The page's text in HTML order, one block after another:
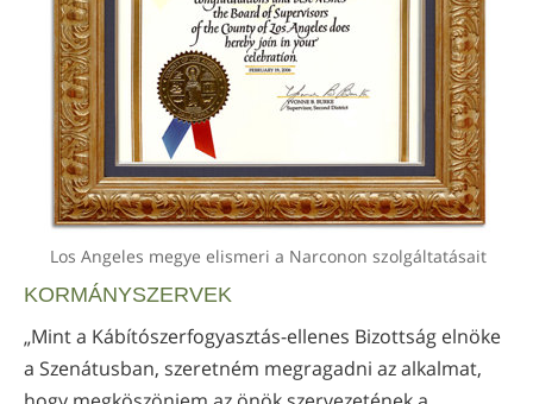
Los Angeles megye elismeri a Narconon szolgáltatásait
KORMÁNYSZERVEK
„Mint a Kábítószerfogyasztás-ellenes Bizottság elnöke
a Szenátusban, szeretném megragadni az alkalmat,